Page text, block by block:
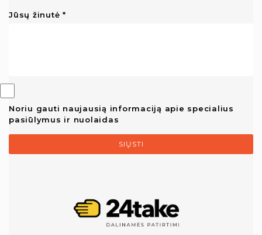
Jūsų žinutė
Noriu gauti naujausią informaciją apie specialius
pasiūlymus ir nuolaidas
SIŲSTI